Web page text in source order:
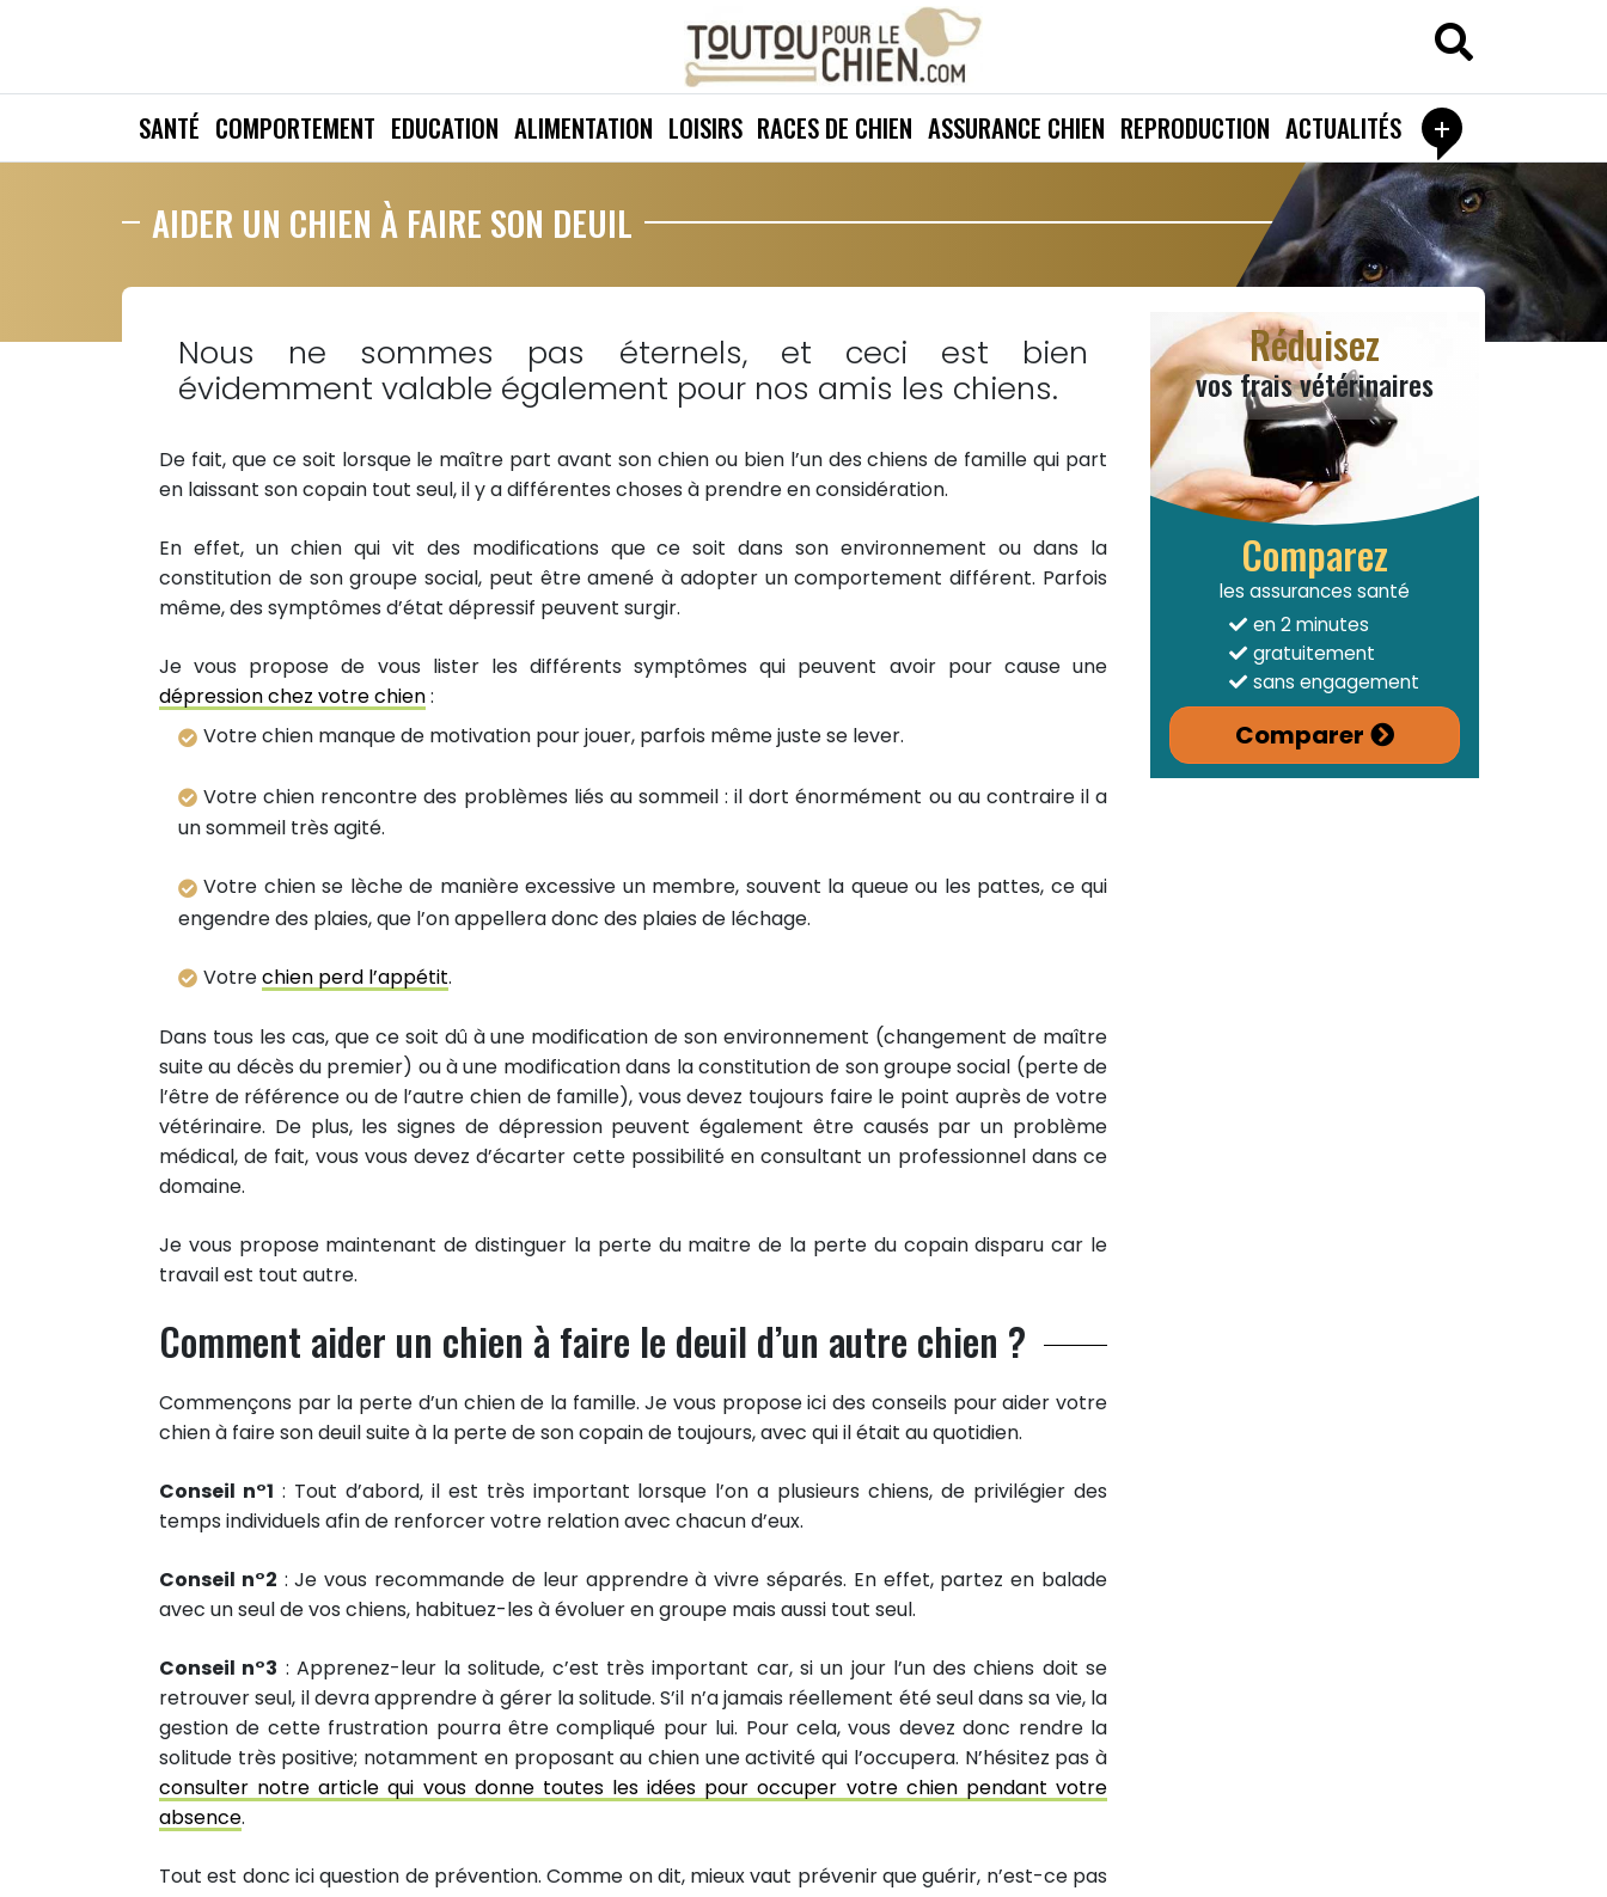
SANTÉ COMPORTEMENT EDUCATION ALIMENTATION LOISIRS RACES DE CHIEN ASSURANCE CHIEN REPRODUCTION ACTUALITÉS +
AIDER UN CHIEN À FAIRE SON DEUIL
Nous ne sommes pas éternels, et ceci est bien
évidemment valable également pour nos amis les chiens.
De fait, que ce soit lorsque le maître part avant son chien ou bien l’un des chiens de famille qui part
en laissant son copain tout seul, il y a différentes choses à prendre en considération.
En effet, un chien qui vit des modifications que ce soit dans son environnement ou dans la
constitution de son groupe social, peut être amené à adopter un comportement différent. Parfois
même, des symptômes d’état dépressif peuvent surgir.
Je vous propose de vous lister les différents symptômes qui peuvent avoir pour cause une
dépression chez votre chien:
Votre chien manque de motivation pour jouer, parfois même juste se lever.
Votre chien rencontre des problèmes liés au sommeil : il dort énormément ou au contraire il a
un sommeil très agité.
Votre chien se lèche de manière excessive un membre, souvent la queue ou les pattes, ce qui
engendre des plaies, que l’on appellera donc des plaies de léchage.
Votrechien perd l’appétit.
Dans tous les cas, que ce soit dû à une modification de son environnement (changement de maître
suite au décès du premier) ou à une modification dans la constitution de son groupe social (perte de
l’être de référence ou de l’autre chien de famille), vous devez toujours faire le point auprès de votre
vétérinaire. De plus, les signes de dépression peuvent également être causés par un problème
médical, de fait, vous vous devez d’écarter cette possibilité en consultant un professionnel dans ce
domaine.
Je vous propose maintenant de distinguer la perte du maitre de la perte du copain disparu car le
travail est tout autre.
Comment aider un chien à faire le deuil d’un autre chien ?
Commençons par la perte d’un chien de la famille. Je vous propose ici des conseils pour aider votre
chien à faire son deuil suite à la perte de son copain de toujours, avec qui il était au quotidien.
Conseil n°1 : Tout d’abord, il est très important lorsque l’on a plusieurs chiens, de privilégier des
temps individuels afin de renforcer votre relation avec chacun d’eux.
Conseil n°2 : Je vous recommande de leur apprendre à vivre séparés. En effet, partez en balade
avec un seul de vos chiens, habituez-les à évoluer en groupe mais aussi tout seul.
Conseil n°3 : Apprenez-leur la solitude, c’est très important car, si un jour l’un des chiens doit se
retrouver seul, il devra apprendre à gérer la solitude. S’il n’a jamais réellement été seul dans sa vie, la
gestion de cette frustration pourra être compliqué pour lui. Pour cela, vous devez donc rendre la
solitude très positive; notamment en proposant au chien une activité qui l’occupera. N’hésitez pas à
consulter notre article qui vous donne toutes les idées pour occuper votre chien pendant votre
absence.
Tout est donc ici question de prévention. Comme on dit, mieux vaut prévenir que guérir, n’est-ce pas
Réduisez
vos frais vétérinaires
Comparez
les assurances santé
en 2 minutes
gratuitement
sans engagement
Comparer